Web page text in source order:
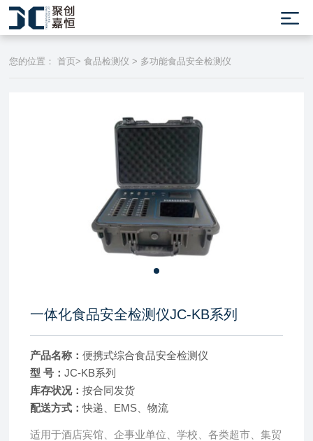
您的位置： 首页>食品检测仪 > 多功能食品安全检测仪
一体化食品安全检测仪JC-KB系列
产品名称：便携式综合食品安全检测仪
型 号：JC-KB系列
库存状况：按合同发货
配送方式：快递、EMS、物流
适用于酒店宾馆、企事业单位、学校、各类超市、集贸